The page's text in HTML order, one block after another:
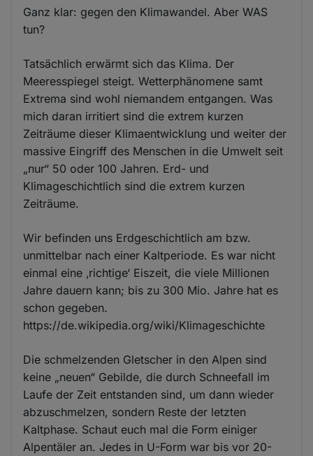
Ganz klar: gegen den Klimawandel. Aber WAS
tun?
Tatsächlich erwärmt sich das Klima. Der
Meeresspiegel steigt. Wetterphänomene samt
Extrema sind wohl niemandem entgangen. Was
mich daran irritiert sind die extrem kurzen
Zeiträume dieser Klimaentwicklung und weiter der
massive Eingriff des Menschen in die Umwelt seit
„nur“ 50 oder 100 Jahren. Erd- und
Klimageschichtlich sind die extrem kurzen
Zeiträume.
Wir befinden uns Erdgeschichtlich am bzw.
unmittelbar nach einer Kaltperiode. Es war nicht
einmal eine ‚richtige‘ Eiszeit, die viele Millionen
Jahre dauern kann; bis zu 300 Mio. Jahre hat es
schon gegeben.
https://de.wikipedia.org/wiki/Klimageschichte
Die schmelzenden Gletscher in den Alpen sind
keine „neuen“ Gebilde, die durch Schneefall im
Laufe der Zeit entstanden sind, um dann wieder
abzuschmelzen, sondern Reste der letzten
Kaltphase. Schaut euch mal die Form einiger
Alpentäler an. Jedes in U-Form war bis vor 20-